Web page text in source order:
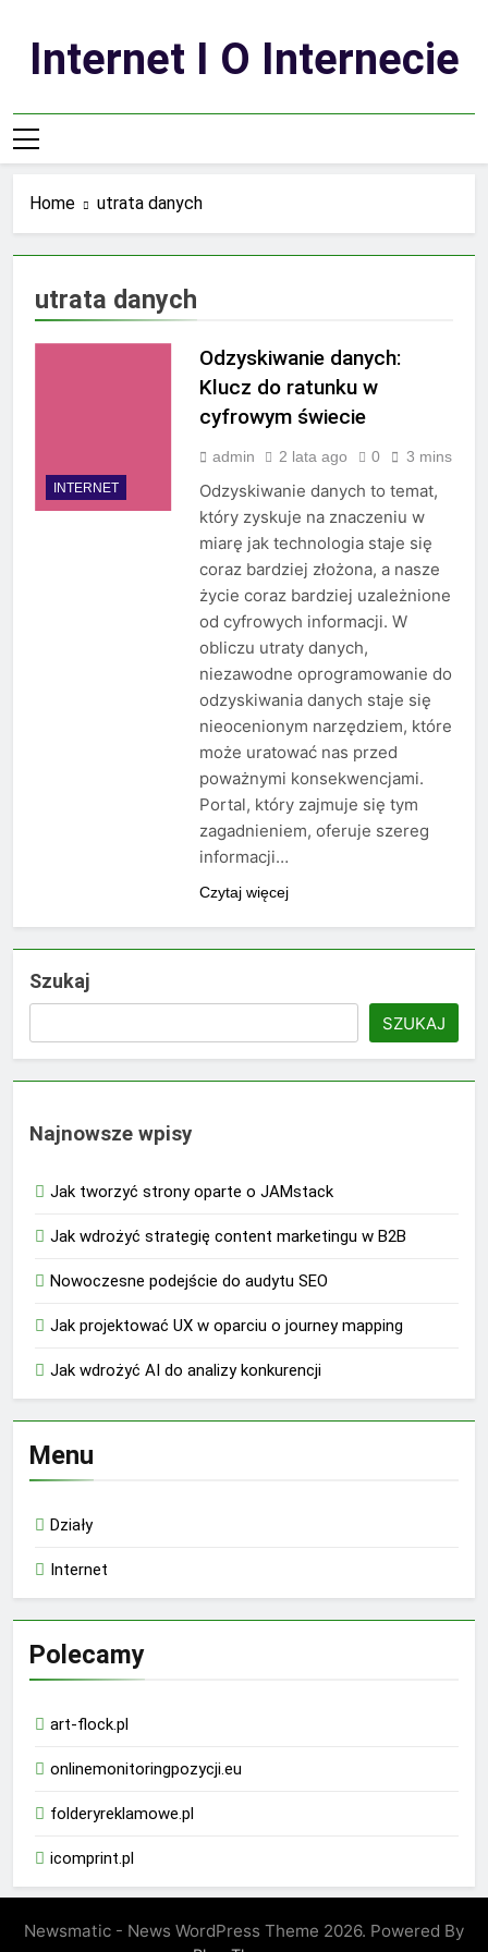
contentInternet I O Internecie
Home utrata danych
utrata danych
INTERNET
Odzyskiwanie danych:
Klucz do ratunku w
cyfrowym świecie
admin 2 lata ago 0 3 mins
Odzyskiwanie danych to temat,
który zyskuje na znaczeniu w
miarę jak technologia staje się
coraz bardziej złożona, a nasze
życie coraz bardziej uzależnione
od cyfrowych informacji. W
obliczu utraty danych,
niezawodne oprogramowanie do
odzyskiwania danych staje się
nieocenionym narzędziem, które
może uratować nas przed
poważnymi konsekwencjami.
Portal, który zajmuje się tym
zagadnieniem, oferuje szereg
informacji…
Czytaj więcej
Szukaj
SZUKAJ
Najnowsze wpisy
Jak tworzyć strony oparte o JAMstack
Jak wdrożyć strategię content marketingu w B2B
Nowoczesne podejście do audytu SEO
Jak projektować UX w oparciu o journey mapping
Jak wdrożyć AI do analizy konkurencji
Menu
Działy
Internet
Polecamy
art-flock.pl
onlinemonitoringpozycji.eu
folderyreklamowe.pl
icomprint.pl
Newsmatic - News WordPress Theme 2026. Powered By